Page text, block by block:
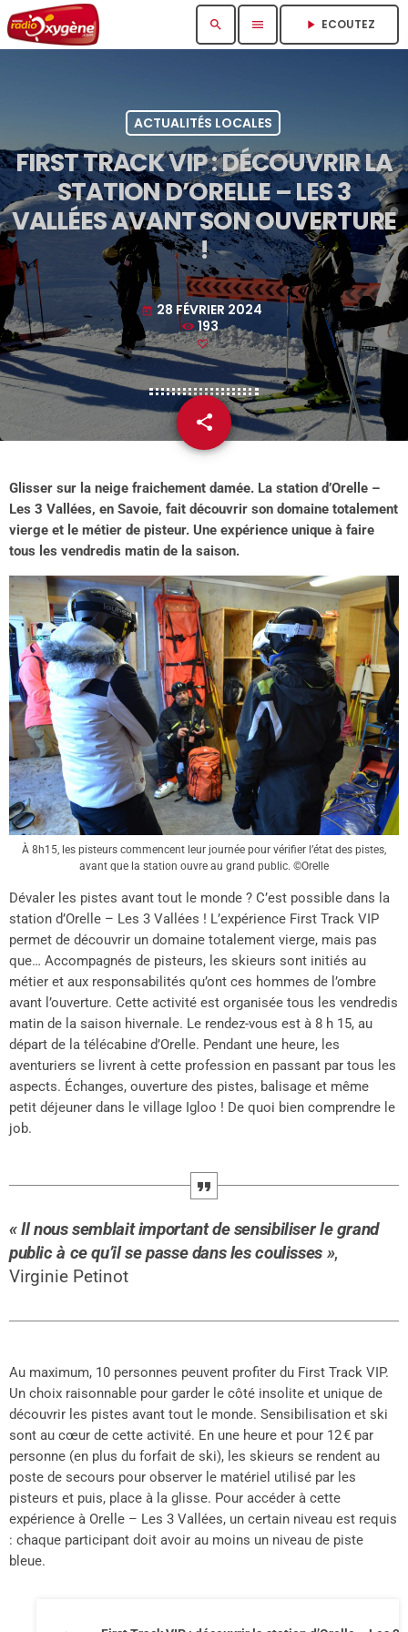
search menu play_arrow ECOUTEZ
ACTUALITÉS LOCALES
FIRST TRACK VIP : DÉCOUVRIR LA
STATION D’ORELLE – LES 3
VALLÉES AVANT SON OUVERTURE
!
today 28 FÉVRIER 2024
193
share
email
Glisser sur la neige fraichement damée. La station d’Orelle –
Les 3 Vallées, en Savoie, fait découvrir son domaine totalement
vierge et le métier de pisteur. Une expérience unique à faire
tous les vendredis matin de la saison.
À 8h15, les pisteurs commencent leur journée pour vérifier l’état des pistes,
avant que la station ouvre au grand public. ©Orelle
Dévaler les pistes avant tout le monde ? C’est possible dans la
station d’Orelle – Les 3 Vallées ! L’expérience First Track VIP
permet de découvrir un domaine totalement vierge, mais pas
que… Accompagnés de pisteurs, les skieurs sont initiés au
métier et aux responsabilités qu’ont ces hommes de l’ombre
avant l’ouverture. Cette activité est organisée tous les vendredis
matin de la saison hivernale. Le rendez-vous est à 8 h 15, au
départ de la télécabine d’Orelle. Pendant une heure, les
aventuriers se livrent à cette profession en passant par tous les
aspects. Échanges, ouverture des pistes, balisage et même
petit déjeuner dans le village Igloo ! De quoi bien comprendre le
job.
« Il nous semblait important de sensibiliser le grand
public à ce qu’il se passe dans les coulisses »,
Virginie Petinot
Au maximum, 10 personnes peuvent profiter du First Track VIP.
Un choix raisonnable pour garder le côté insolite et unique de
découvrir les pistes avant tout le monde. Sensibilisation et ski
sont au cœur de cette activité. En une heure et pour 12 € par
personne (en plus du forfait de ski), les skieurs se rendent au
poste de secours pour observer le matériel utilisé par les
pisteurs et puis, place à la glisse. Pour accéder à cette
expérience à Orelle – Les 3 Vallées, un certain niveau est requis
: chaque participant doit avoir au moins un niveau de piste
bleue.